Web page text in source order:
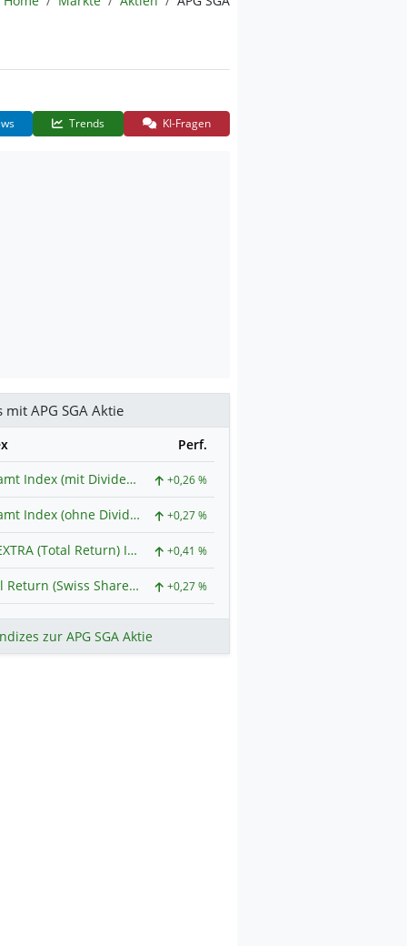
Trends KI-Fragen
mit APG SGA Aktie
Perf.
Gesamt Index (mit Dividendenkorrektur)
+0,26 %
Gesamt Index (ohne Dividendenkorrektur) +0,27 %
SPI EXTRA (Total Return) Index +0,41 %
Total Return (Swiss Shares Index mit Dividendenkorrektur) +0,27 %
zur APG SGA Aktie